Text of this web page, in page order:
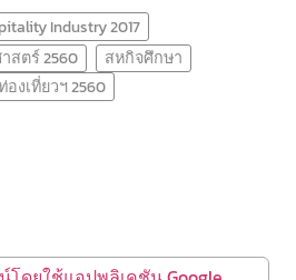
Industry 2017
สตร์ 2560
สหกิจศึกษา
งเที่ยวฯ 2560